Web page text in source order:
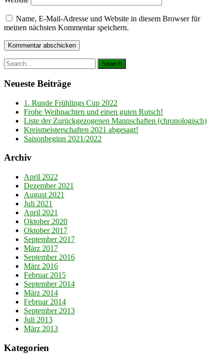
Name, E-Mail-Adresse und Website in diesem Browser für
meinen nächsten Kommentar speichern.
Neueste Beiträge
1. Runde Frühlings Cup 2022
Frohe Weihnachten und einen guten Rutsch!
Liste der Zurückgezogenen Mannschaften (chronologisch)
Kreismeisterschaften 2021 abgesagt!
Saisonbeginn 2021/2022
Archiv
April 2022
Dezember 2021
August 2021
Juli 2021
April 2021
Oktober 2020
Oktober 2017
September 2017
März 2017
September 2016
März 2016
Februar 2015
September 2014
März 2014
Februar 2014
September 2013
Juli 2013
März 2013
Kategorien